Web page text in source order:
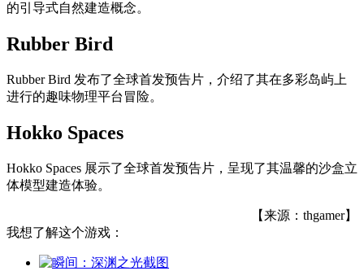
的引导式自然建造概念。
Rubber Bird
Rubber Bird 发布了全球首发预告片，介绍了其在多彩岛屿上
进行的趣味物理平台冒险。
Hokko Spaces
Hokko Spaces 展示了全球首发预告片，呈现了其温馨的沙盒立
体模型建造体验。
【来源：thgamer】
我想了解这个游戏：